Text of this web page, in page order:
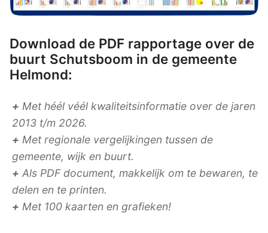
Download de PDF rapportage over de
buurt Schutsboom in de gemeente
Helmond:
+ Met héél véél kwaliteitsinformatie over de jaren
2013 t/m 2026.
+ Met regionale vergelijkingen tussen de
gemeente, wijk en buurt.
+ Als PDF document, makkelijk om te bewaren, te
delen en te printen.
+ Met 100 kaarten en grafieken!